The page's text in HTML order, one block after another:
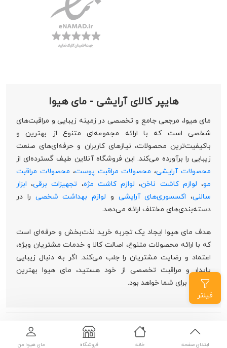
فیلتر
هایپر کالای آرایشی - مای هیوا
مای هیوا، مرجعی جامع و تخصصی در زمینه زیبایی و مراقبت‌های
شخصی است که با ارائه مجموعه‌ای متنوع از بهترین و
باکیفیت‌ترین محصولات، نیازهای کاربران و حرفه‌ای‌های صنعت
زیبایی را برآورده می‌کند. این فروشگاه آنلاین طیف گسترده‌ای از
محصولات آرایشی، محصولات مراقبت پوست، محصولات مراقبت
مو، لوازم کاشت ناخن، لوازم کاشت مژه، تجهیزات برقی، ابزار
سالنی، اکسسوری‌های آرایشی و لوازم بهداشت شخصی را در
دسته‌بندی‌های مختلف ارائه می‌دهد.
هدف مای هیوا ایجاد یک تجربه خرید لذت‌بخش و حرفه‌ای است
که با ارائه محصولات متنوع، اصالت کالا و خدمات مشتریان ویژه،
اعتماد و رضایت مشتریان را جلب می‌کند. اگر به دنبال زیبایی
پایدار و مراقبت تخصصی از خود هستید، مای هیوا بهترین
انتخاب برای شما خواهد بود.
تمامی حقوق برای مای هیوا محفوظ است
طراحی
نرم افزاری زهیر
ابتدای صفحه خانه فروشگاه مای هیوا من